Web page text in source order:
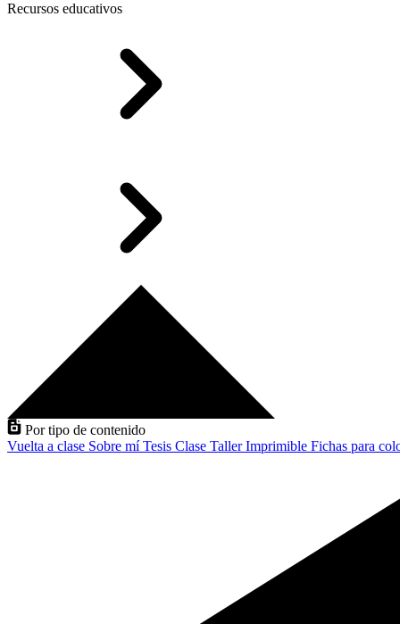
Recursos educativos
Por tipo de contenido
Vuelta a clase Sobre míTesis Clase TallerImprimible Fichas para